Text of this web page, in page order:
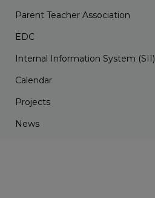
Parent Teacher Association
EDC
Internal Information System (SII)
Calendar
Projects
News